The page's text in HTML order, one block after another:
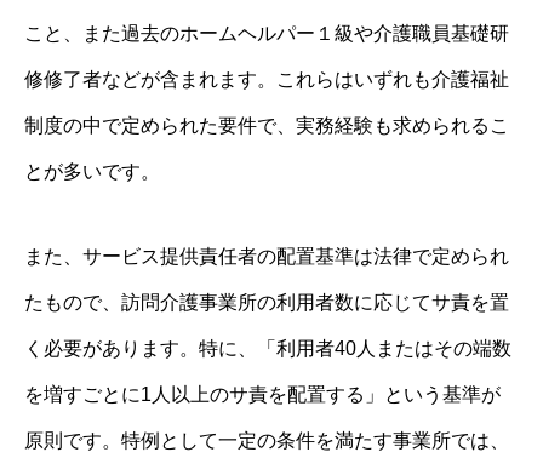
こと、また過去のホームヘルパー１級や介護職員基礎研
修修了者などが含まれます。これらはいずれも介護福祉
制度の中で定められた要件で、実務経験も求められるこ
とが多いです。
また、サービス提供責任者の配置基準は法律で定められ
たもので、訪問介護事業所の利用者数に応じてサ責を置
く必要があります。特に、「利用者40人またはその端数
を増すごとに1人以上のサ責を配置する」という基準が
原則です。特例として一定の条件を満たす事業所では、